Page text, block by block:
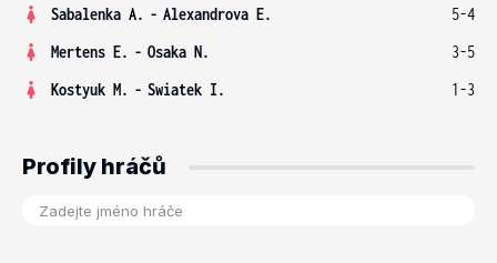
Sabalenka A. - Alexandrova E.
5-4
Mertens E. - Osaka N.
3-5
Kostyuk M. - Swiatek I. 1-3
Profily hráčů